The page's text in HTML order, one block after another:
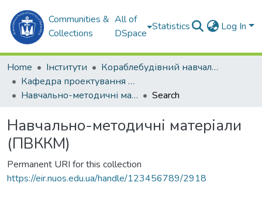
Communities &
Collections
All of
DSpace
Statistics Log In
Home Інститути
Кораблебудівний навчально-науковий інститут (КННІ)
Кафедра проектування та виробництва конструкцій із композиційних матеріалів (ПВККМ)
Навчально-методичні матеріали (ПВККМ)
Search
Навчально-методичні матеріали
(ПВККМ)
Permanent URI for this collection
https://eir.nuos.edu.ua/handle/123456789/2918